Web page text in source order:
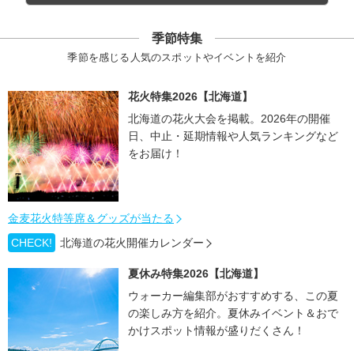
季節特集
季節を感じる人気のスポットやイベントを紹介
花火特集2026【北海道】
北海道の花火大会を掲載。2026年の開催
日、中止・延期情報や人気ランキングなど
をお届け！
金麦花火特等席＆グッズが当たる
CHECK!
北海道の花火開催カレンダー
夏休み特集2026【北海道】
ウォーカー編集部がおすすめする、この夏
の楽しみ方を紹介。夏休みイベント＆おで
かけスポット情報が盛りだくさん！